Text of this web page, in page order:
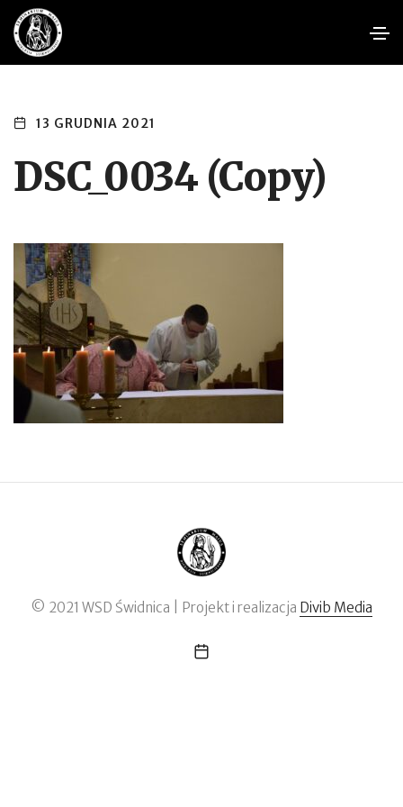
13 GRUDNIA 2021
DSC_0034 (Copy)
© 2021 WSD Świdnica | Projekt i realizacja Divib Media